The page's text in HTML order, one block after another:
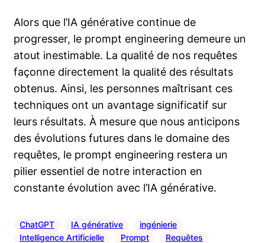
Alors que l’IA générative continue de
progresser, le prompt engineering demeure un
atout inestimable. La qualité de nos requêtes
façonne directement la qualité des résultats
obtenus. Ainsi, les personnes maîtrisant ces
techniques ont un avantage significatif sur
leurs résultats. À mesure que nous anticipons
des évolutions futures dans le domaine des
requêtes, le prompt engineering restera un
pilier essentiel de notre interaction en
constante évolution avec l’IA générative.
ChatGPT IA générative
ingénierie
Intelligence Artificielle
Prompt Requêtes